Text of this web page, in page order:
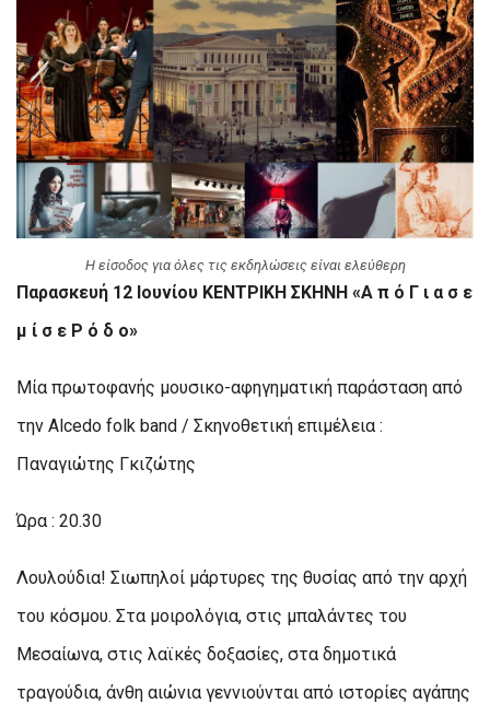
Η είσοδος για όλες τις εκδηλώσεις είναι ελεύθερη
Παρασκευή 12 Ιουνίου KΕΝΤΡΙΚΗ ΣΚΗΝΗ «Α π ό Γ ι α σ ε
μ ί σ ε Ρ ό δ ο»
Μία πρωτοφανής μουσικο-αφηγηματική παράσταση από
την Alcedo folk band / Σκηνοθετική επιμέλεια :
Παναγιώτης Γκιζώτης
Ώρα : 20.30
Λουλούδια! Σιωπηλοί μάρτυρες της θυσίας από την αρχή
του κόσμου. Στα μοιρολόγια, στις μπαλάντες του
Μεσαίωνα, στις λαϊκές δοξασίες, στα δημοτικά
τραγούδια, άνθη αιώνια γεννιούνται από ιστορίες αγάπης